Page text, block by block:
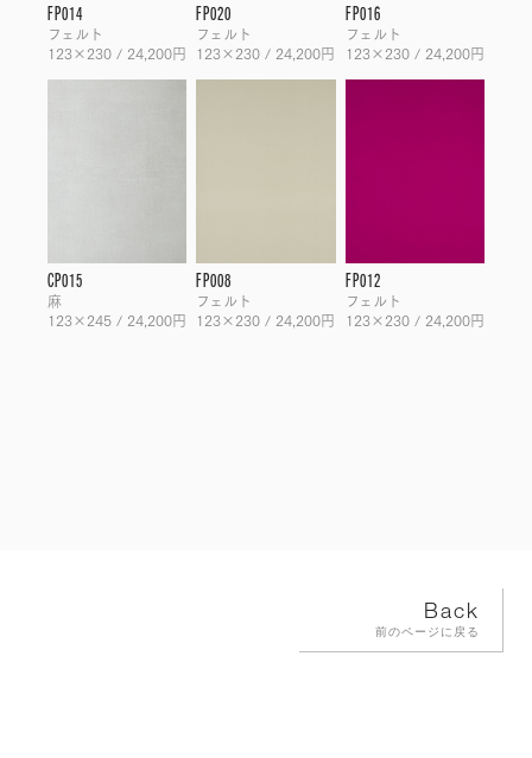
FP014
フェルト
123×230 / 24,200円
FP020
フェルト
123×230 / 24,200円
FP016
フェルト
123×230 / 24,200円
CP015
麻
123×245 / 24,200円
FP008
フェルト
123×230 / 24,200円
FP012
フェルト
123×230 / 24,200円
Back
前のページに戻る